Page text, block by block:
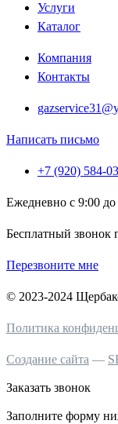
Услуги
Каталог
Компания
Контакты
Написать письмо
+7 (920) 584-
Ежедневно с 9:00 до
Бесплатный звонок
Перезвоните мне
© 2023-2024
Политика
Создание сайта —
Заказать звонок
Заполните форму